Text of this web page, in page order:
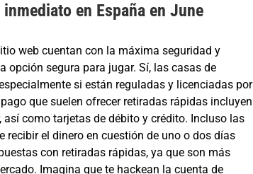
en España en June
web cuentan con la máxima seguridad y
opción segura para jugar. Sí, las casas de
si están reguladas y licenciadas por
que suelen ofrecer retiradas rápidas incluyen
como tarjetas de débito y crédito. Incluso las
el dinero en cuestión de uno o dos días
con retiradas rápidas, ya que son más
Imagina que te hackean la cuenta de